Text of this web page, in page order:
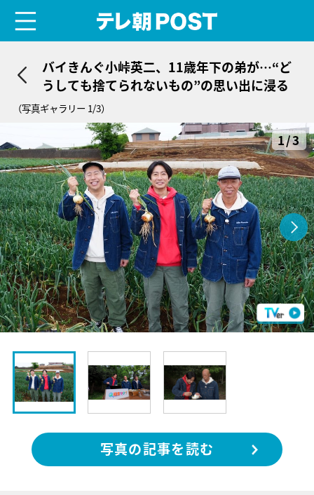
バイきんぐ小峠英二、11歳年下の弟が…“ど
うしても捨てられないもの”の思い出に浸る
（写真ギャラリー 1/3）
1/3
写真の記事を読む